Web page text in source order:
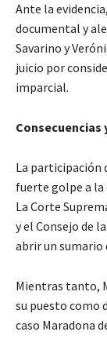
Ante la
documental y
Savarino y
juicio por
imparcial.
Consecuencias
La participación
fuerte golpe a
La Corte
y el Consejo de
abrir un
Mientras tanto,
su puesto como
caso Maradona